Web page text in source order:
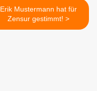
Erik Mustermann hat für
Zensur gestimmt! >